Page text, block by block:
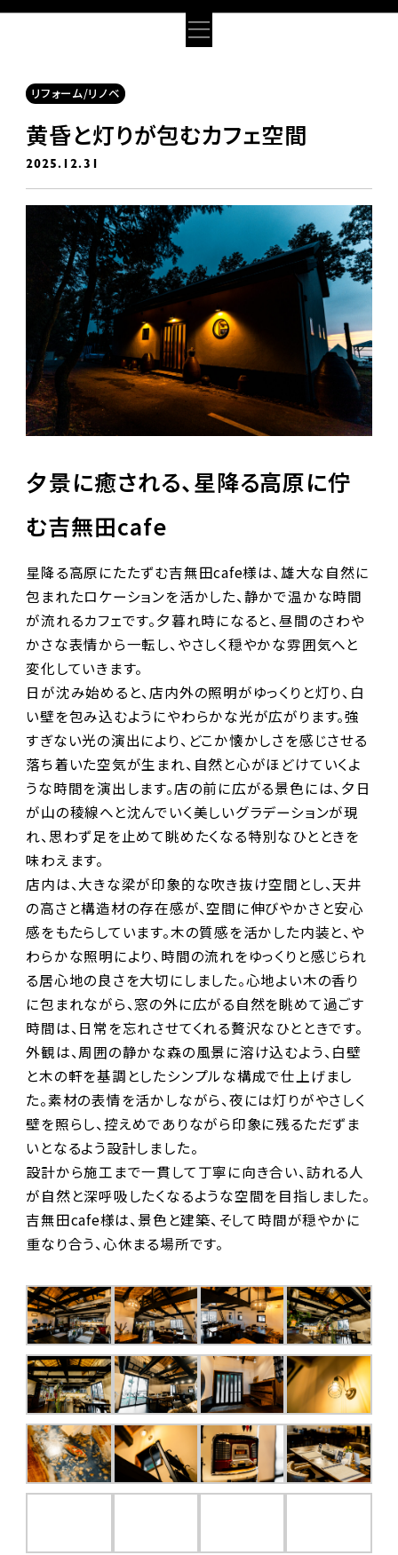
リフォーム/リノベ
黄昏と灯りが包むカフェ空間
2025.12.31
夕景に癒される、星降る高原に佇
む吉無田cafe
星降る高原にたたずむ吉無田cafe様は、雄大な自然に
包まれたロケーションを活かした、静かで温かな時間
が流れるカフェです。夕暮れ時になると、昼間のさわや
かさな表情から一転し、やさしく穏やかな雰囲気へと
変化していきます。
日が沈み始めると、店内外の照明がゆっくりと灯り、白
い壁を包み込むようにやわらかな光が広がります。強
すぎない光の演出により、どこか懐かしさを感じさせる
落ち着いた空気が生まれ、自然と心がほどけていくよ
うな時間を演出します。店の前に広がる景色には、夕日
が山の稜線へと沈んでいく美しいグラデーションが現
れ、思わず足を止めて眺めたくなる特別なひとときを
味わえます。
店内は、大きな梁が印象的な吹き抜け空間とし、天井
の高さと構造材の存在感が、空間に伸びやかさと安心
感をもたらしています。木の質感を活かした内装と、や
わらかな照明により、時間の流れをゆっくりと感じられ
る居心地の良さを大切にしました。心地よい木の香り
に包まれながら、窓の外に広がる自然を眺めて過ごす
時間は、日常を忘れさせてくれる贅沢なひとときです。
外観は、周囲の静かな森の風景に溶け込むよう、白壁
と木の軒を基調としたシンプルな構成で仕上げまし
た。素材の表情を活かしながら、夜には灯りがやさしく
壁を照らし、控えめでありながら印象に残るただずま
いとなるよう設計しました。
設計から施工まで一貫して丁寧に向き合い、訪れる人
が自然と深呼吸したくなるような空間を目指しました。
吉無田cafe様は、景色と建築、そして時間が穏やかに
重なり合う、心休まる場所です。